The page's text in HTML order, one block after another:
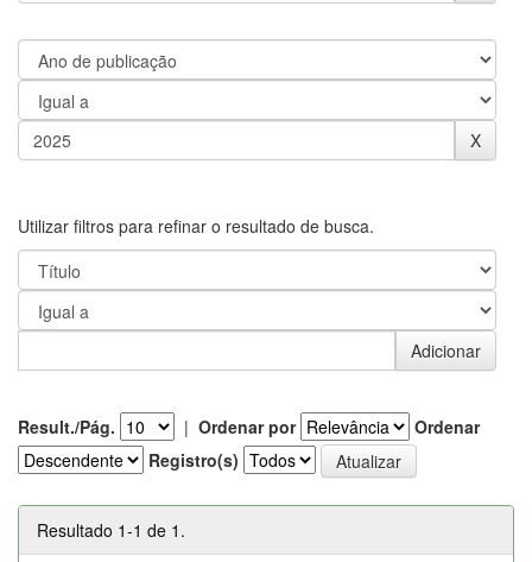
Utilizar filtros para refinar o resultado de busca.
Result./Pág. | Ordenar por
Ordenar
Registro(s)
Resultado 1-1 de 1.